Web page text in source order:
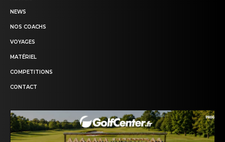
NEWS
NOS COACHS
VOYAGES
MATÉRIEL
COMPETITIONS
CONTACT